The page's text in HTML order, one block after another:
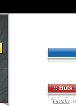
:: Buts
*En italic :